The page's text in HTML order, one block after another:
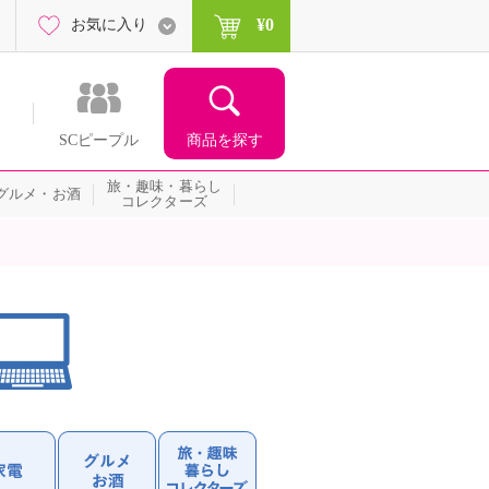
SCピープル 商品を探す
お気に入り ¥0
ルメ・お酒
旅・趣味・暮らし
コレクターズ